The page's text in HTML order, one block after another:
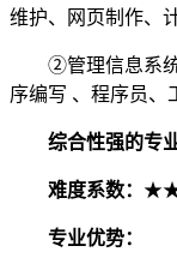
维护、网页制作、
②管理信息系
序编写 、程序员、
综合性强的专
难度系数：
专业优势：